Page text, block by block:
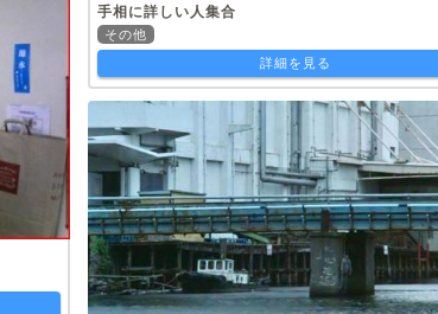
手相に詳しい人集合
その他
詳細を見る